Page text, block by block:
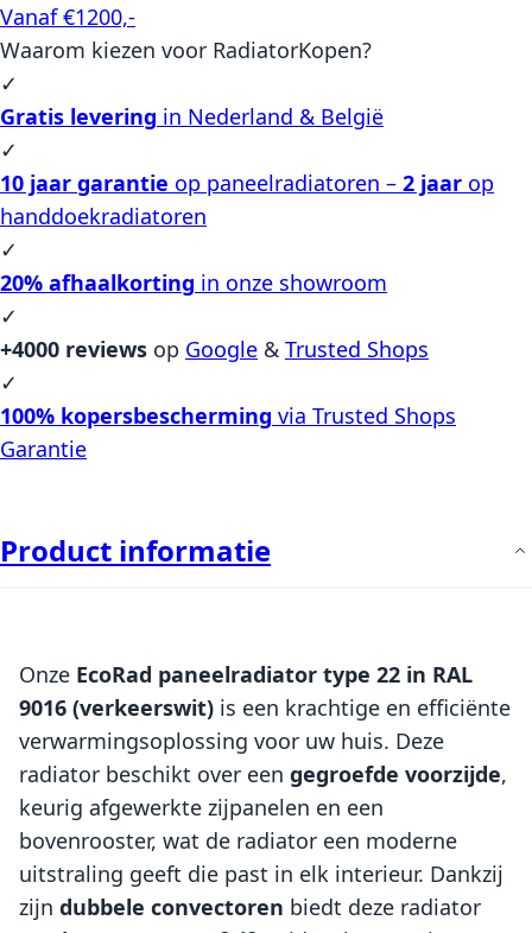
Vanaf €1200,-
Waarom kiezen voor RadiatorKopen?
✓
Gratis levering in Nederland & België
✓
10 jaar garantie op paneelradiatoren – 2 jaar op
handdoekradiatoren
✓
20% afhaalkorting in onze showroom
✓
+4000 reviews op Google & Trusted Shops
✓
100% kopersbescherming via Trusted Shops
Garantie
Product informatie
Onze EcoRad paneelradiator type 22 in RAL
9016 (verkeerswit) is een krachtige en efficiënte
verwarmingsoplossing voor uw huis. Deze
radiator beschikt over een gegroefde voorzijde,
keurig afgewerkte zijpanelen en een
bovenrooster, wat de radiator een moderne
uitstraling geeft die past in elk interieur. Dankzij
zijn dubbele convectoren biedt deze radiator